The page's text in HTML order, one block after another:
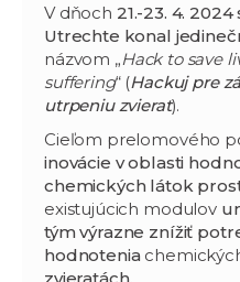
V dňoch 21.-23. 4. 2024
Utrechte konal
názvom „Hack to save
suffering“ (Hackuj pre
utrpeniu zvierat).
Cieľom prelomového
inovácie v oblasti
chemických látok
existujúcich modulov
tým výrazne znížiť
hodnotenia